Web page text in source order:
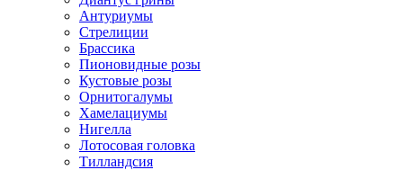
Антуриумы
Стрелиции
Брассика
Пионовидные розы
Кустовые розы
Орнитогалумы
Хамелациумы
Нигелла
Лотосовая головка
Тилландсия